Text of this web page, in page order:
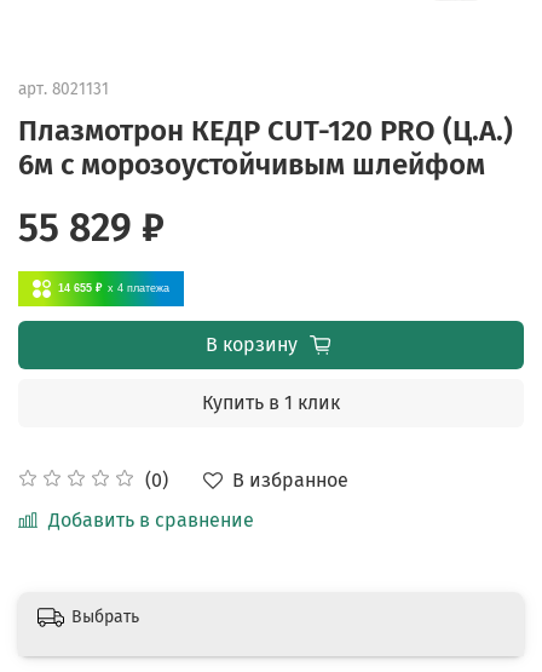
арт. 8021131
Плазмотрон КЕДР CUT-120 PRO (Ц.А.)
6м с морозоустойчивым шлейфом
(0)
В избранное
Добавить в сравнение
55 829 ₽
14 655 ₽ x 4 платежа
В корзину
Купить в 1 клик
Выбрать